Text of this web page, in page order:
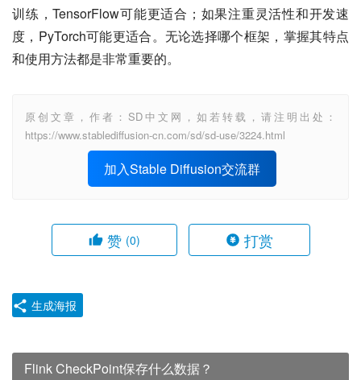
训练，TensorFlow可能更适合；如果注重灵活性和开发速
度，PyTorch可能更适合。无论选择哪个框架，掌握其特点
和使用方法都是非常重要的。
原创文章，作者：SD中文网，如若转载，请注明出处：
https://www.stablediffusion-cn.com/sd/sd-use/3224.html
加入Stable Diffusion交流群
赞 (0) 打赏
生成海报
Flink CheckPoint保存什么数据？